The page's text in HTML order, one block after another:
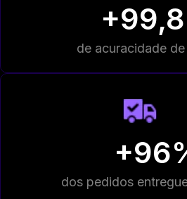
de acuracidade
dos pedidos